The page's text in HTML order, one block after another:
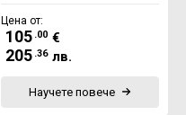
Цена от:
105 .00 €
205 .36 лв.
Научете повече